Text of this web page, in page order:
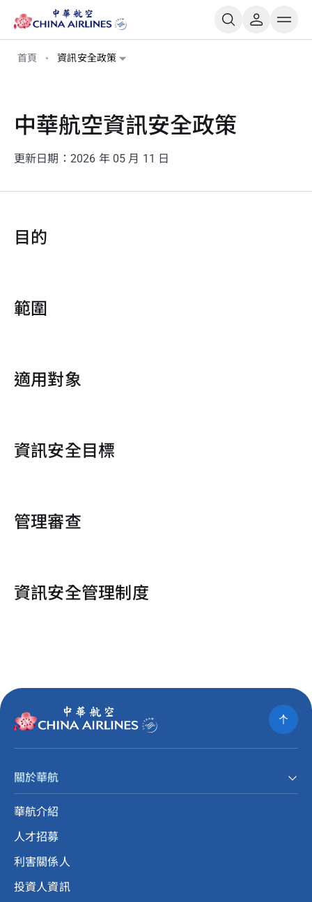
首頁 資訊安全政策
中華航空資訊安全政策
更新日期：2026 年 05 月 11 日
目的
範圍
適用對象
資訊安全目標
管理審查
資訊安全管理制度
關於華航
華航介紹
人才招募
利害關係人
投資人資訊